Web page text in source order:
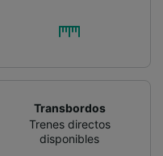
Transbordos
Trenes directos
disponibles